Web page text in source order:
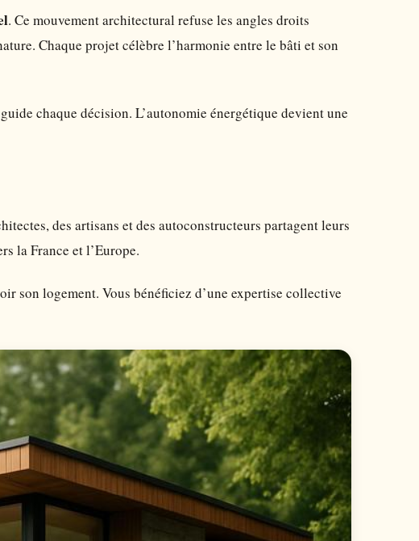
. Ce mouvement architectural refuse les angles droits
Chaque projet célèbre l’harmonie entre le bâti et son
chaque décision. L’autonomie énergétique devient une
des artisans et des autoconstructeurs partagent leurs
la France et l’Europe.
son logement. Vous bénéficiez d’une expertise collective